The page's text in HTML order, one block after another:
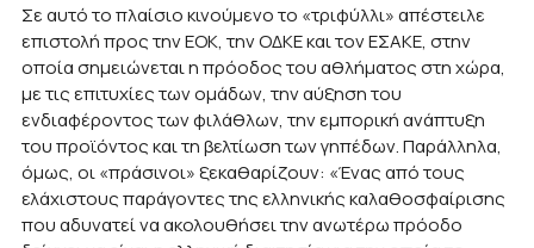
Σε αυτό το πλαίσιο κινούμενο το «τριφύλλι» απέστειλε
επιστολή προς την ΕΟΚ, την ΟΔΚΕ και τον ΕΣΑΚΕ, στην
οποία σημειώνεται η πρόοδος του αθλήματος στη χώρα,
με τις επιτυχίες των ομάδων, την αύξηση του
ενδιαφέροντος των φιλάθλων, την εμπορική ανάπτυξη
του προϊόντος και τη βελτίωση των γηπέδων. Παράλληλα,
όμως, οι «πράσινοι» ξεκαθαρίζουν: «Ένας από τους
ελάχιστους παράγοντες της ελληνικής καλαθοσφαίρισης
που αδυνατεί να ακολουθήσει την ανωτέρω πρόοδο